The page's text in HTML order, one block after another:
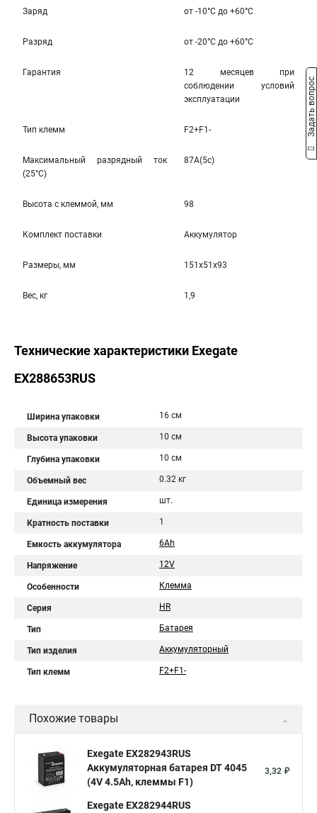
Заряд от -10°С до +60°С
Разряд от -20°C до +60°C
Гарантия
12 месяцев при
соблюдении условий
эксплуатации
Тип клемм F2+F1-
Максимальный разрядный ток
(25°С)
87A(5c)
Высота c клеммой, мм 98
Комплект поставки Аккумулятор
Размеры, мм 151x51x93
Вес, кг 1,9
Технические характеристики Exegate
EX288653RUS
Ширина упаковки 16 см
Высота упаковки 10 см
Глубина упаковки 10 см
Объемный вес 0.32 кг
Единица измерения шт.
Кратность поставки 1
Емкость аккумулятора 6Ah
Напряжение 12V
Особенности Клемма
Серия HR
Тип Батарея
Тип изделия Аккумуляторный
Тип клемм F2+F1-
Похожие товары
Exegate EX282943RUS
Аккумуляторная батарея DT 4045
(4V 4.5Ah, клеммы F1)
3,32 ₽
Exegate EX282944RUS
Задать вопрос